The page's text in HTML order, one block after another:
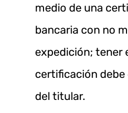
medio de una
bancaria con no
expedición; tener
certificación
del titular.